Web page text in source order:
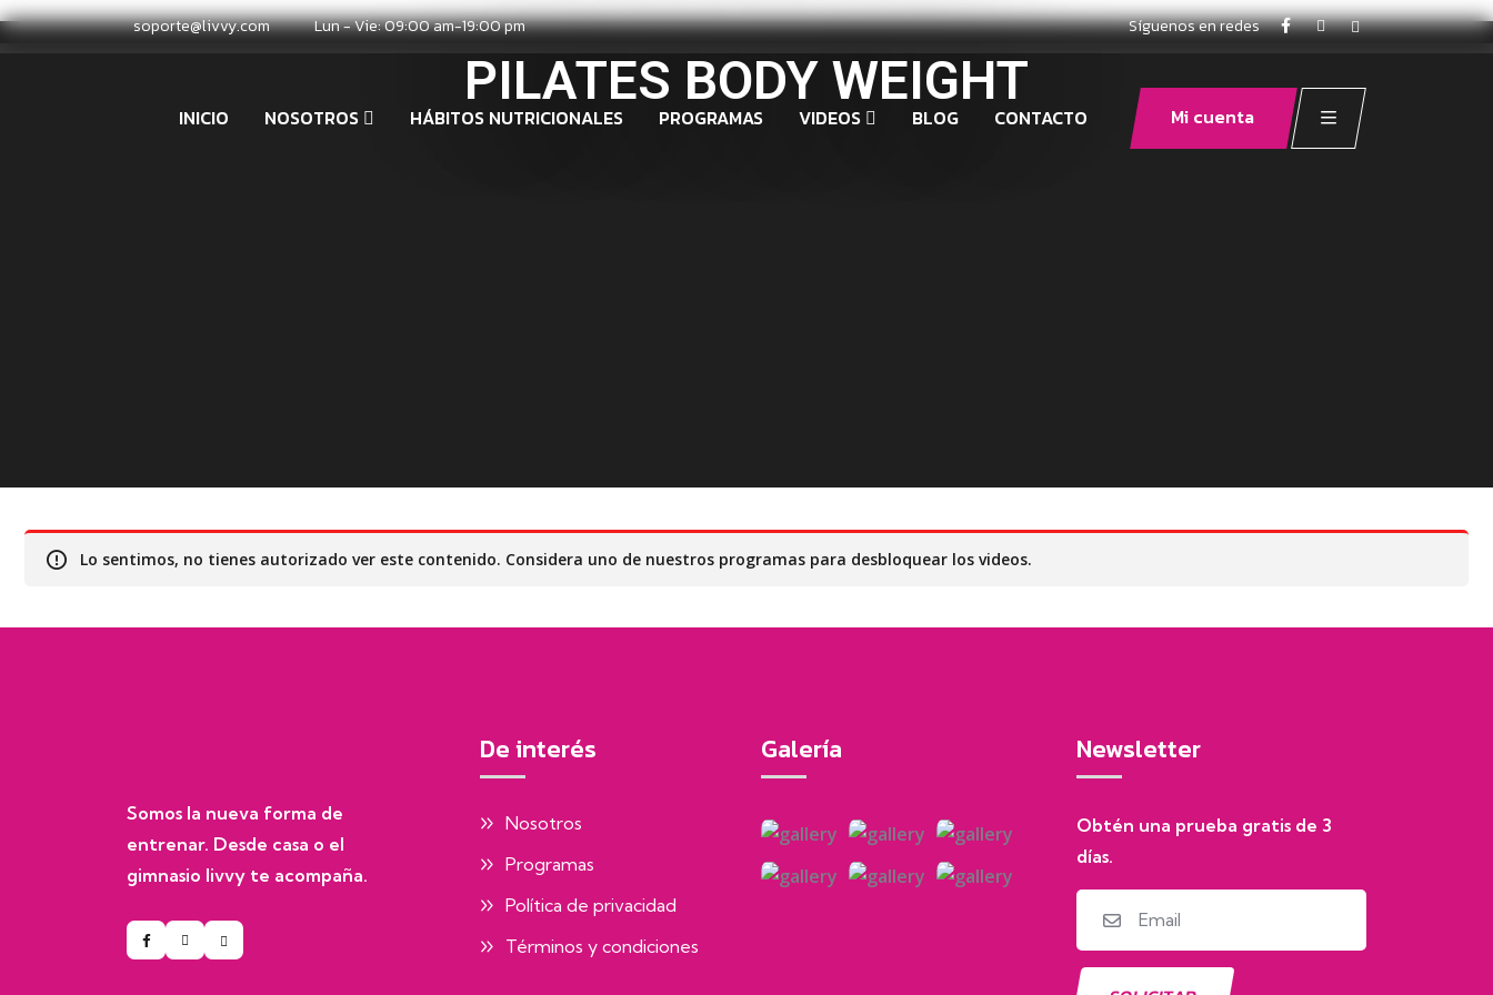
soporte@livvy.com Lun - Vie: 09:00 am-19:00 pm Síguenos en redes
INICIO NOSOTROS HÁBITOS NUTRICIONALES PROGRAMAS VIDEOS BLOG CONTACTO Mi cuenta
PILATES BODY WEIGHT
Lo sentimos, no tienes autorizado ver este contenido. Considera uno de nuestros programas para desbloquear los videos.
Somos la nueva forma de
entrenar. Desde casa o el
gimnasio livvy te acompaña.
De interés
Nosotros
Programas
Política de privacidad
Términos y condiciones
Galería Newsletter
Obtén una prueba gratis de 3
días.